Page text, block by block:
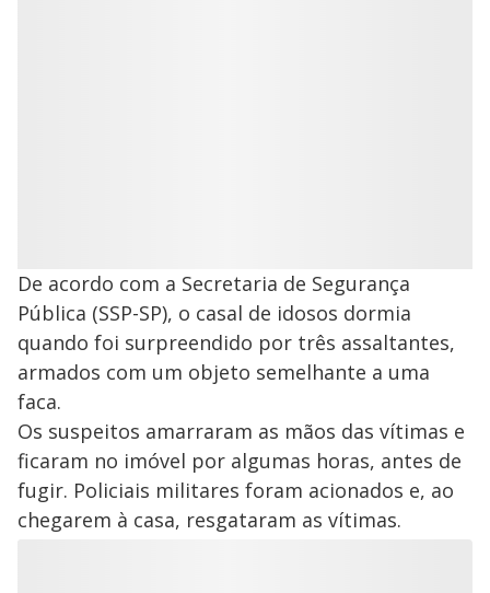
De acordo com a Secretaria de Segurança
Pública (SSP-SP), o casal de idosos dormia
quando foi surpreendido por três assaltantes,
armados com um objeto semelhante a uma
faca.
Os suspeitos amarraram as mãos das vítimas e
ficaram no imóvel por algumas horas, antes de
fugir. Policiais militares foram acionados e, ao
chegarem à casa, resgataram as vítimas.